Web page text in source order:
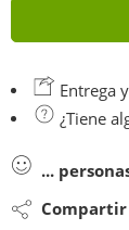
Entrega
¿Tiene
...
Compartir